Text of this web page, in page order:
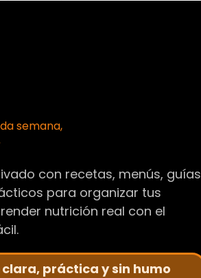
semana,
con recetas, menús, guías
para organizar tus
nutrición real con el
clara, práctica y sin humo